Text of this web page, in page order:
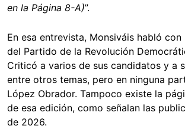
en la Página 8-A)”.
En esa entrevista, Monsiváis habló con
del Partido de la Revolución
Criticó a varios de sus candidatos y a
entre otros temas, pero en ninguna
López Obrador. Tampoco existe la
de esa edición, como señalan las
de 2026.